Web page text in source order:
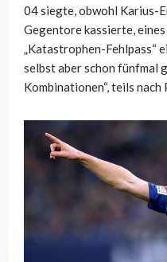
04 siegte, obwohl Karius-
Gegentore kassierte,
„Katastrophen-Fehlpass“
selbst aber schon fünfmal
Kombinationen“, teils